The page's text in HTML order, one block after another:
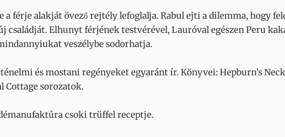
férje alakját övező rejtély lefoglalja. Rabul ejti a dilemma, hogy
családját. Elhunyt férjének testvérével, Lauróval egészen Peru
veszélybe sodorhatja.
és mostani regényeket egyaránt ír. Könyvei: Hepburn’s
Cottage sorozatok.
csoki trüffel receptje.